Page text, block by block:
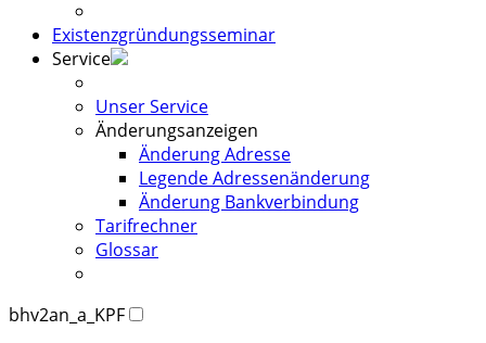
Existenzgründungsseminar
Service
Unser Service
Änderungsanzeigen
Änderung Adresse
Legende Adressenänderung
Änderung Bankverbindung
Tarifrechner
Glossar
bhv2an_a_KPF